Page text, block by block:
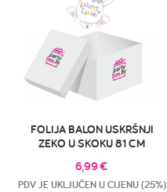
FOLIJA BALON USKRŠNJI
ZEKO U SKOKU 81 CM
6,99€
PDV JE UKLJUČEN U CIJENU (25%)